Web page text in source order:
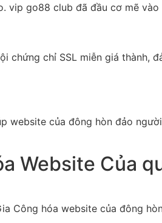
go88 club đã đầu cơ mẽ
chứng chỉ SSL miễn giá thành,
của đông hòn đảo
Website Của
Công hóa website của đông